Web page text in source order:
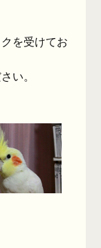
を受けてお
い。